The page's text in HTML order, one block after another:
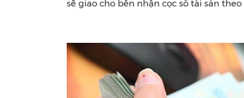
sẽ giao cho bên nhận cọc số tài sản